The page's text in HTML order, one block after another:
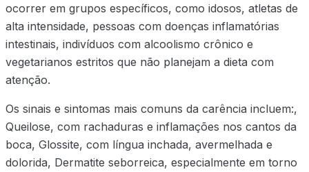
ocorrer em grupos específicos, como idosos, atletas de
alta intensidade, pessoas com doenças inflamatórias
intestinais, indivíduos com alcoolismo crônico e
vegetarianos estritos que não planejam a dieta com
atenção.
Os sinais e sintomas mais comuns da carência incluem:,
Queilose, com rachaduras e inflamações nos cantos da
boca, Glossite, com língua inchada, avermelhada e
dolorida, Dermatite seborreica, especialmente em torno